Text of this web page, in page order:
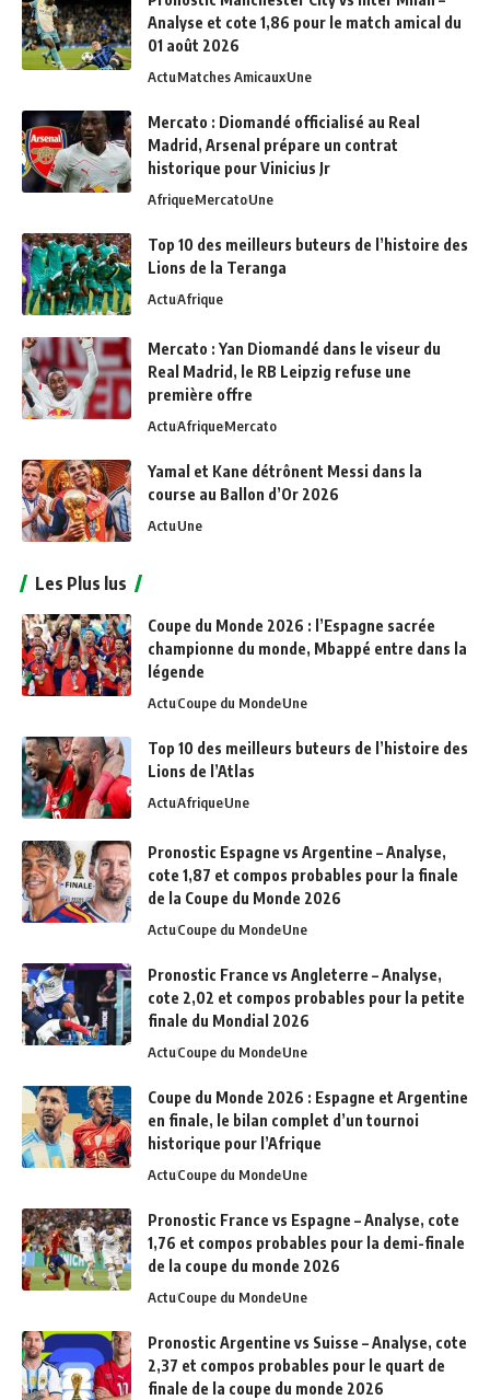
Analyse et cote 1,86 pour le match amical du
01 août 2026
ActuMatches AmicauxUne
Mercato : Diomandé officialisé au Real
Madrid, Arsenal prépare un contrat
historique pour Vinicius Jr
AfriqueMercatoUne
Top 10 des meilleurs buteurs de l’histoire des
Lions de la Teranga
ActuAfrique
Mercato : Yan Diomandé dans le viseur du
Real Madrid, le RB Leipzig refuse une
première offre
ActuAfriqueMercato
Yamal et Kane détrônent Messi dans la
course au Ballon d’Or 2026
ActuUne
Les Plus lus
Coupe du Monde 2026 : l’Espagne sacrée
championne du monde, Mbappé entre dans la
légende
ActuCoupe du MondeUne
Top 10 des meilleurs buteurs de l’histoire des
Lions de l’Atlas
ActuAfriqueUne
Pronostic Espagne vs Argentine – Analyse,
cote 1,87 et compos probables pour la finale
de la Coupe du Monde 2026
ActuCoupe du MondeUne
Pronostic France vs Angleterre – Analyse,
cote 2,02 et compos probables pour la petite
finale du Mondial 2026
ActuCoupe du MondeUne
Coupe du Monde 2026 : Espagne et Argentine
en finale, le bilan complet d’un tournoi
historique pour l’Afrique
ActuCoupe du MondeUne
Pronostic France vs Espagne – Analyse, cote
1,76 et compos probables pour la demi-finale
de la coupe du monde 2026
ActuCoupe du MondeUne
Pronostic Argentine vs Suisse – Analyse, cote
2,37 et compos probables pour le quart de
finale de la coupe du monde 2026